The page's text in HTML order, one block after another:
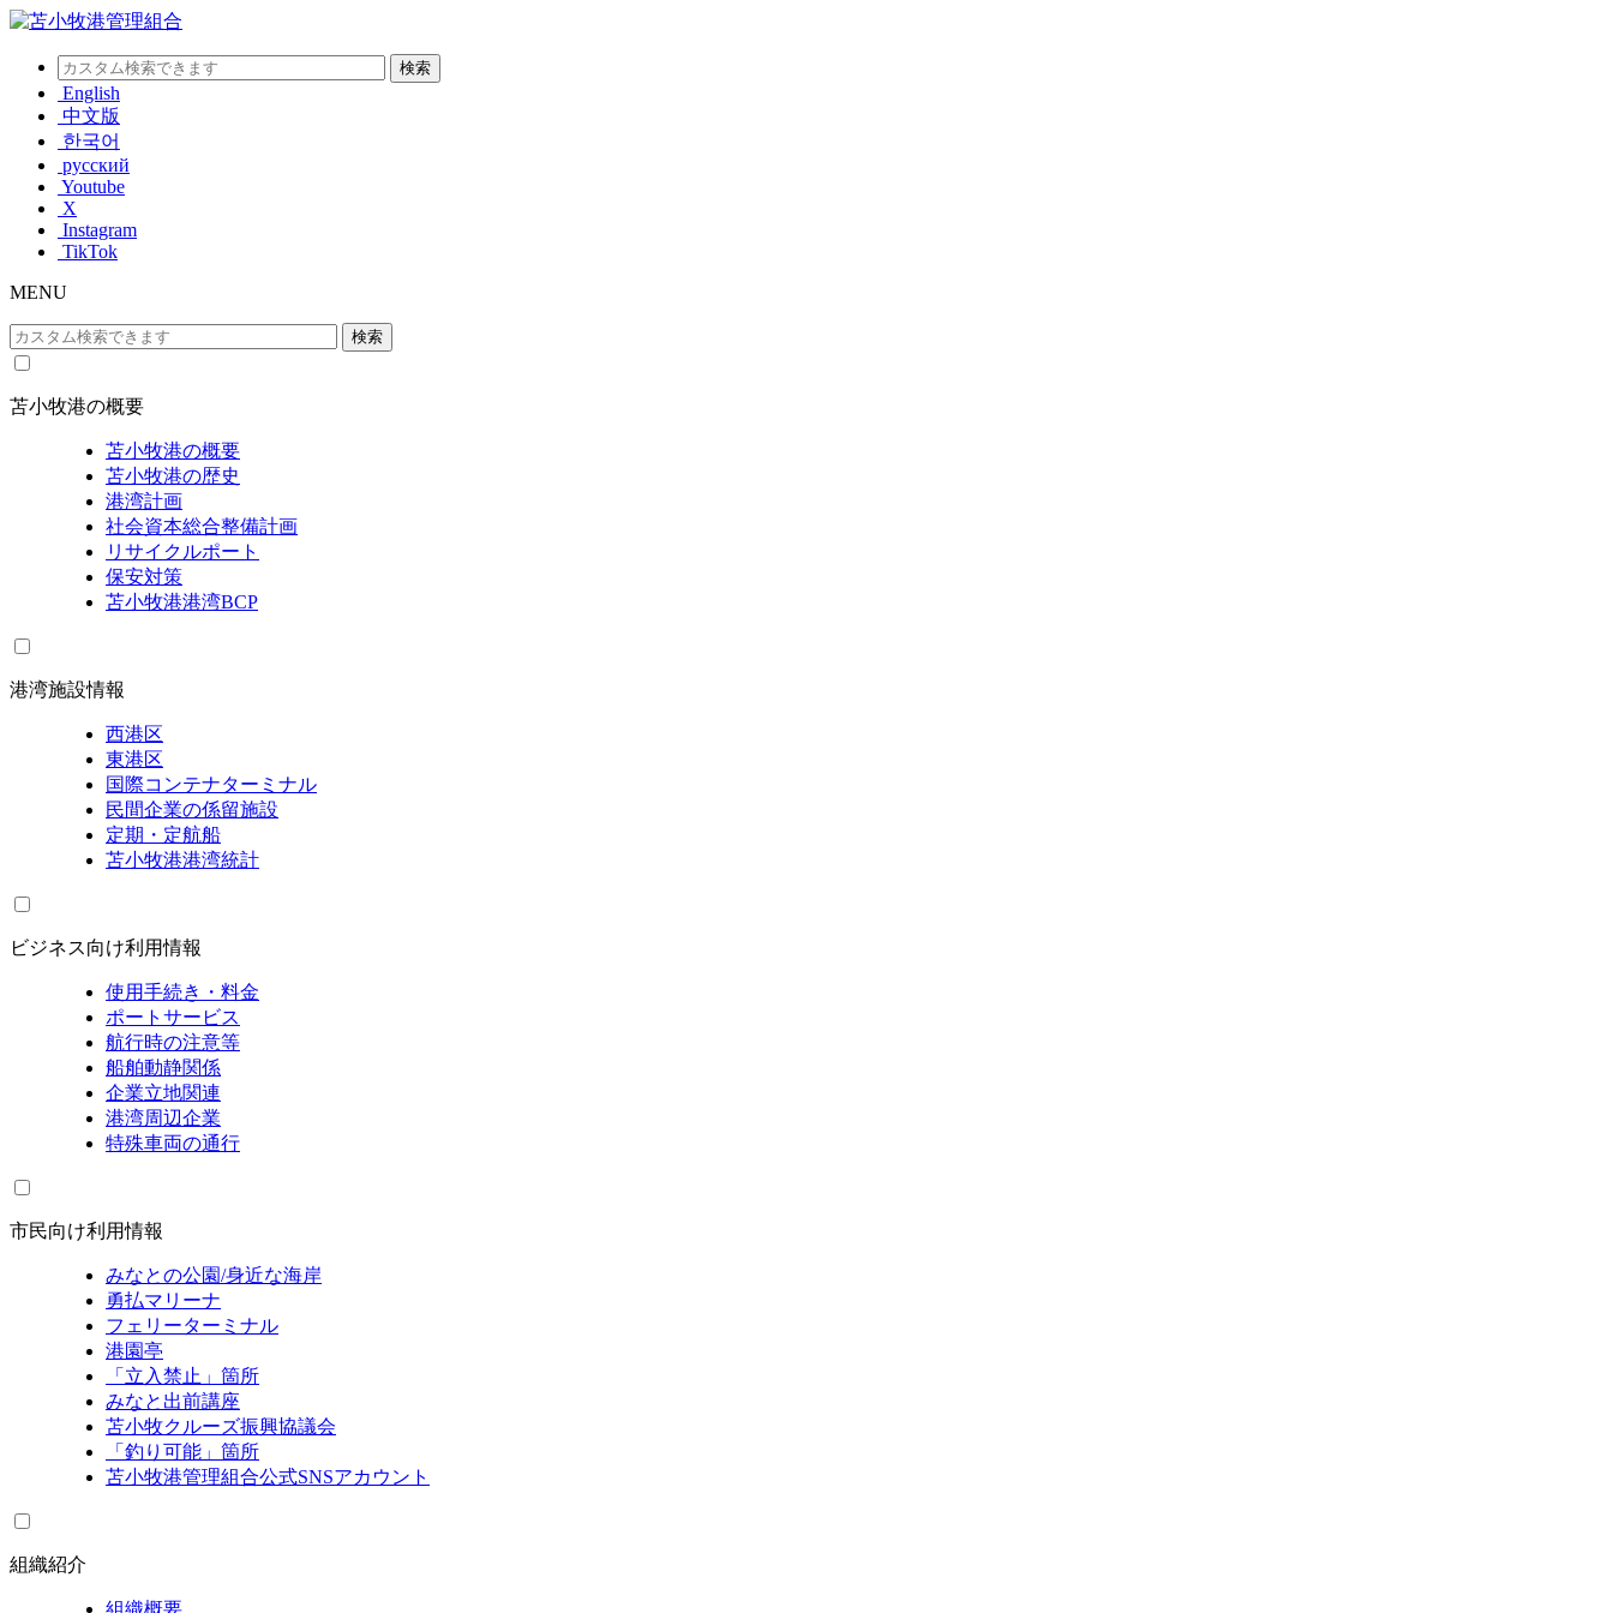
English
中文版
한국어
русский
Youtube
X
Instagram
TikTok
MENU
苫小牧港の概要
苫小牧港の概要
苫小牧港の歴史
港湾計画
社会資本総合整備計画
リサイクルポート
保安対策
苫小牧港港湾BCP
港湾施設情報
西港区
東港区
国際コンテナターミナル
民間企業の係留施設
定期・定航船
苫小牧港港湾統計
ビジネス向け利用情報
使用手続き・料金
ポートサービス
航行時の注意等
船舶動静関係
企業立地関連
港湾周辺企業
特殊車両の通行
市民向け利用情報
みなとの公園/身近な海岸
勇払マリーナ
フェリーターミナル
港園亭
「立入禁止」箇所
みなと出前講座
苫小牧クルーズ振興協議会
「釣り可能」箇所
苫小牧港管理組合公式SNSアカウント
組織紹介
組織概要